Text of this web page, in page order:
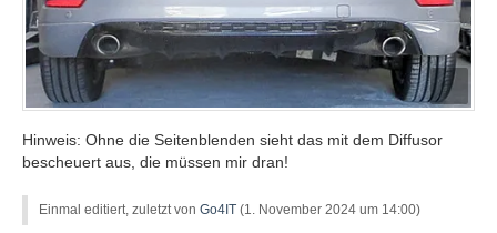
Hinweis: Ohne die Seitenblenden sieht das mit dem Diffusor
bescheuert aus, die müssen mir dran!
Einmal editiert, zuletzt von Go4IT (1. November 2024 um 14:00)